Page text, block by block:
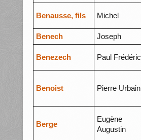
Benausse, fils Michel
Benech
Joseph
Benezech Paul Frédéric
Benoist Pierre Urbain
Berge
Eugène
Augustin